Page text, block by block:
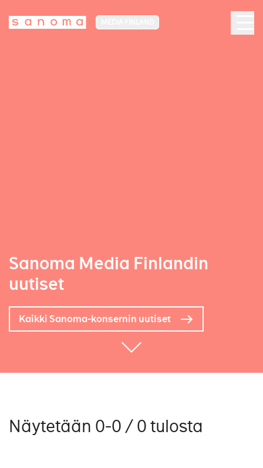
Sanoma Media Finlandin
uutiset
Kaikki Sanoma-konsernin uutiset
Näytetään 0-0 / 0 tulosta